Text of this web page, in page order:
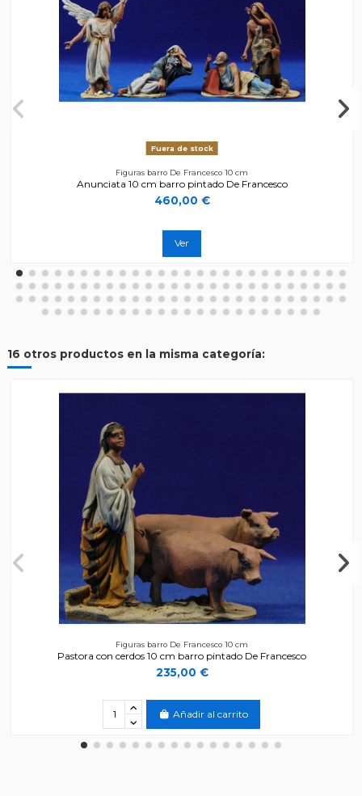
Fuera de stock
Figuras barro De Francesco 10 cm
Anunciata 10 cm barro pintado De Francesco
460,00 €
Ver
16 otros productos en la misma categoría:
Figuras barro De Francesco 10 cm
Pastora con cerdos 10 cm barro pintado De Francesco
235,00 €
Añadir al carrito